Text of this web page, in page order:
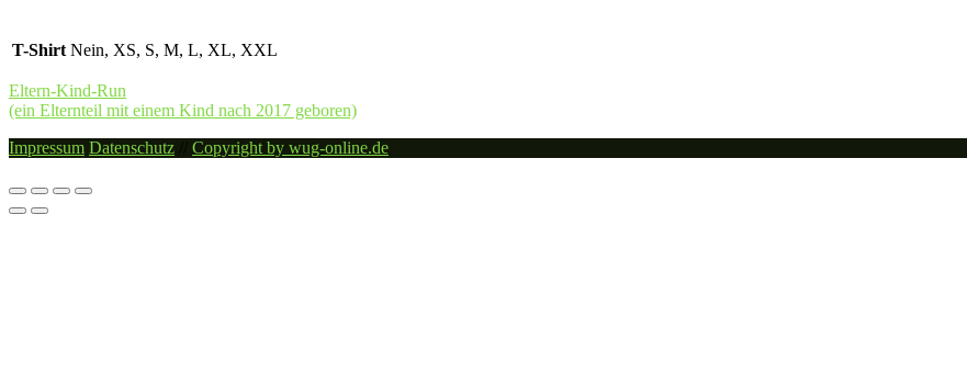
T-Shirt Nein, XS, S, M, L, XL, XXL
Beitragsnavigation
Eltern-Kind-Run
(ein Elternteil mit einem Kind nach 2017 geboren)
Impressum Datenschutz Copyright by wug-online.de